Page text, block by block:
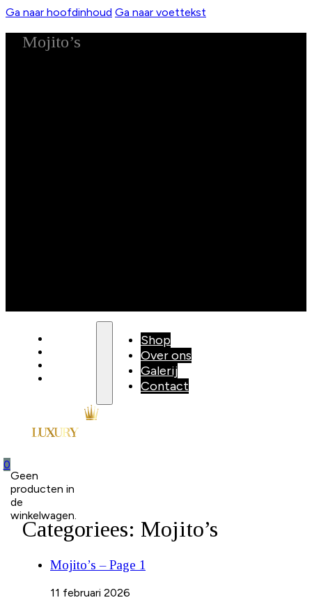
Ga naar hoofdinhoud Ga naar voettekst
Mojito’s
Shop
Over ons
Galerij
Contact
0
Geen
producten in
de
winkelwagen.
Categoriees: Mojito’s
Mojito’s – Page 1
11 februari 2026